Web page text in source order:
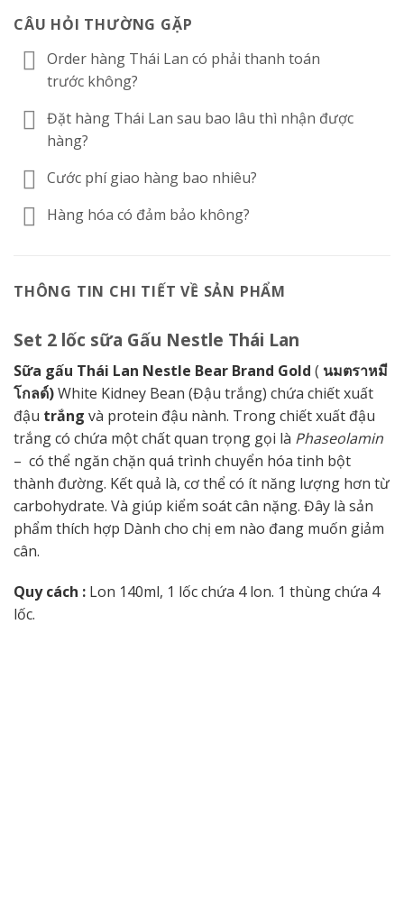
CÂU HỎI THƯỜNG GẶP
Order hàng Thái Lan có phải thanh toán
trước không?
Đặt hàng Thái Lan sau bao lâu thì nhận được
hàng?
Cước phí giao hàng bao nhiêu?
Hàng hóa có đảm bảo không?
THÔNG TIN CHI TIẾT VỀ SẢN PHẨM
Set 2 lốc sữa Gấu Nestle Thái Lan
Sữa gấu Thái Lan Nestle Bear Brand Gold ( นมตราหมี
โกลด์)White Kidney Bean (Đậu trắng) chứa chiết xuất
đậu trắng và protein đậu nành. Trong chiết xuất đậu
trắng có chứa một chất quan trọng gọi là Phaseolamin
– có thể ngăn chặn quá trình chuyển hóa tinh bột
thành đường. Kết quả là, cơ thể có ít năng lượng hơn từ
carbohydrate. Và giúp kiểm soát cân nặng. Đây là sản
phẩm thích hợp Dành cho chị em nào đang muốn giảm
cân.
Quy cách : Lon 140ml, 1 lốc chứa 4 lon. 1 thùng chứa 4
lốc.